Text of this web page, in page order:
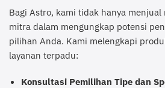
Bagi Astro, kami tidak hanya menjual
mitra dalam mengungkap potensi
pilihan Anda. Kami melengkapi
layanan terpadu:
Konsultasi Pemilihan Tipe dan